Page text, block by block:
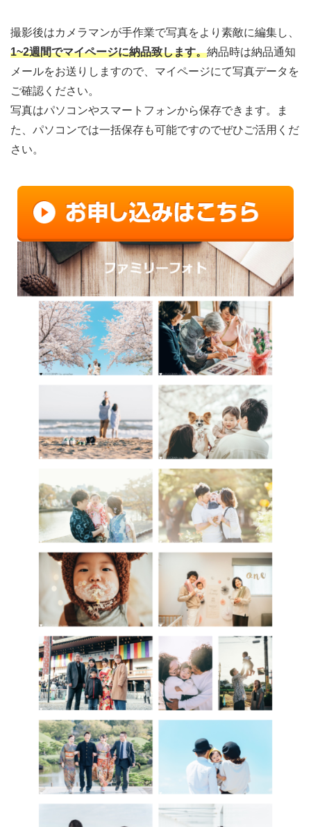
撮影後はカメラマンが手作業で写真をより素敵に編集し、
1~2週間でマイページに納品致します。納品時は納品通知
メールをお送りしますので、マイページにて写真データを
ご確認ください。
写真はパソコンやスマートフォンから保存できます。ま
た、パソコンでは一括保存も可能ですのでぜひご活用くだ
さい。